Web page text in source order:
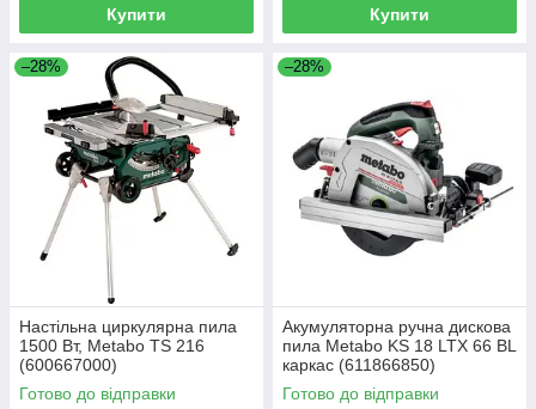
Купити Купити
–28%
Настільна циркулярна пила
1500 Вт, Metabo TS 216
(600667000)
Готово до відправки
–28%
Акумуляторна ручна дискова
пила Metabo KS 18 LTX 66 BL
каркас (611866850)
Готово до відправки